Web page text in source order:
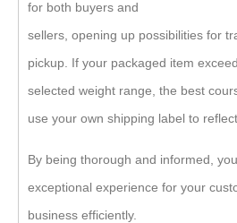
for both buyers and
sellers, opening up possibilities for
pickup. If your packaged item
selected weight range, the best
use your own shipping label to
By being thorough and informed,
exceptional experience for your
business efficiently.